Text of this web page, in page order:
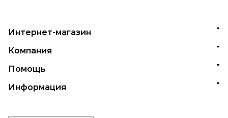
Интернет-магазин
Компания
Помощь
Информация